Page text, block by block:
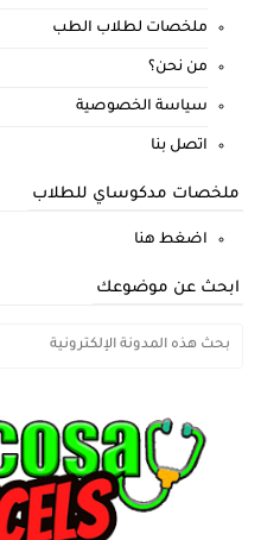
ملخصات لطلاب الطب
من نحن؟
سياسة الخصوصية
اتصل بنا
ملخصات مدكوساي للطلاب
اضغط هنا
ابحث عن موضوعك